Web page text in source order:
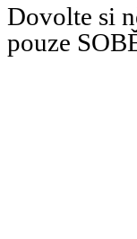
Dovolte si
pouze